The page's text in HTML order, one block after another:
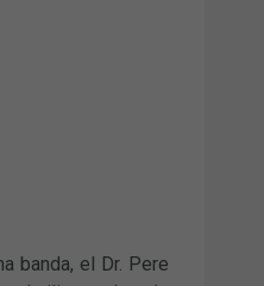
banda, el Dr. Pere